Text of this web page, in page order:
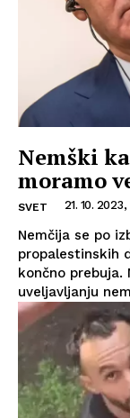
Nemški
moramo
SVET 21. 10. 2023,
Nemčija se po
propalestinskih
končno prebuja.
uveljavljanju